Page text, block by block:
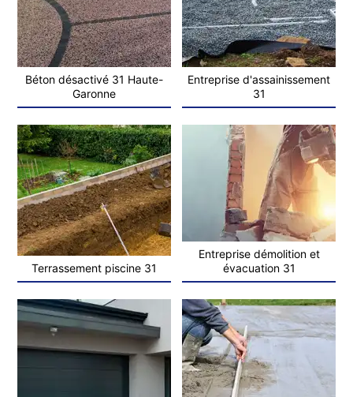
Béton désactivé 31 Haute-
Garonne
Entreprise d'assainissement
31
Terrassement piscine 31
Entreprise démolition et
évacuation 31